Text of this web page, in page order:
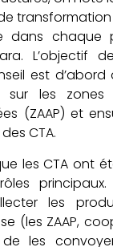
dans chaque
L’objectif
est d’abord
sur les zones
(ZAAP) et
CTA.
les CTA ont
les
(les ZAAP,
les